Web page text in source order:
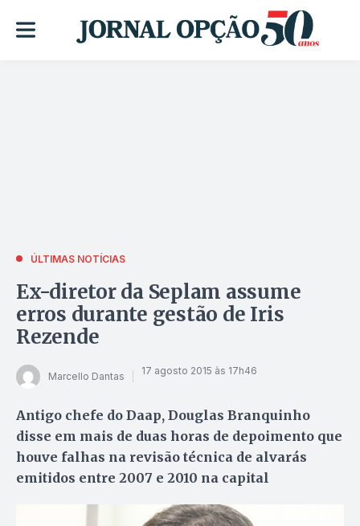
ÚLTIMAS NOTÍCIAS
Ex-diretor da Seplam assume
erros durante gestão de Iris
Rezende
Marcello Dantas 17 agosto 2015 às 17h46
Antigo chefe do Daap, Douglas Branquinho
disse em mais de duas horas de depoimento que
houve falhas na revisão técnica de alvarás
emitidos entre 2007 e 2010 na capital